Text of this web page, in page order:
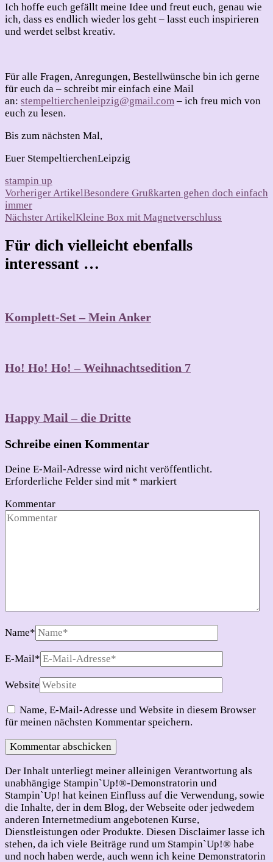
Ich hoffe euch gefällt meine Idee und freut euch, genau wie
ich, dass es endlich wieder los geht – lasst euch inspirieren
und werdet selbst kreativ.
Für alle Fragen, Anregungen, Bestellwünsche bin ich gerne
für euch da – schreibt mir einfach eine Mail
an: stempeltierchenleipzig@gmail.com – ich freu mich von
euch zu lesen.
Bis zum nächsten Mal,
Euer StempeltierchenLeipzig
stampin up
Beitragsnavigation
Vorheriger ArtikelBesondere Grußkarten gehen doch einfach
immer
Nächster ArtikelKleine Box mit Magnetverschluss
Für dich vielleicht ebenfalls
interessant …
Komplett-Set – Mein Anker
Ho! Ho! Ho! – Weihnachtsedition 7
Happy Mail – die Dritte
Schreibe einen Kommentar
Deine E-Mail-Adresse wird nicht veröffentlicht.
Erforderliche Felder sind mit * markiert
Kommentar
Name*
E-Mail*
Website
Name, E-Mail-Adresse und Website in diesem Browser
für meinen nächsten Kommentar speichern.
Der Inhalt unterliegt meiner alleinigen Verantwortung als
unabhängige Stampin`Up!®-Demonstratorin und
Stampin`Up! hat keinen Einfluss auf die Verwendung, sowie
die Inhalte, der in dem Blog, der Webseite oder jedwedem
anderen Internetmedium angebotenen Kurse,
Dienstleistungen oder Produkte. Diesen Disclaimer lasse ich
stehen, da ich viele Beiträge rund um Stampin`Up!® habe
und noch haben werde, auch wenn ich keine Demonstratorin